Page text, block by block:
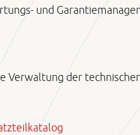
und
Verwaltung der